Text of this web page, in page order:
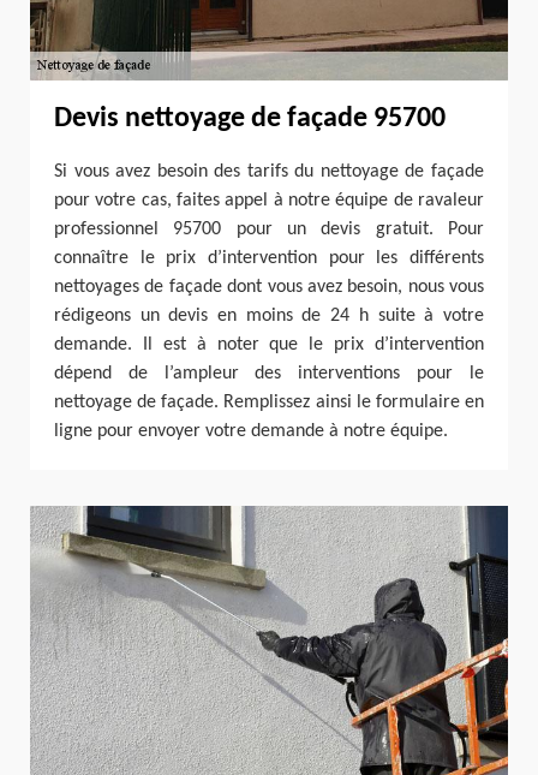
Devis nettoyage de façade 95700
Si vous avez besoin des tarifs du nettoyage de façade
pour votre cas, faites appel à notre équipe de ravaleur
professionnel 95700 pour un devis gratuit. Pour
connaître le prix d’intervention pour les différents
nettoyages de façade dont vous avez besoin, nous vous
rédigeons un devis en moins de 24 h suite à votre
demande. Il est à noter que le prix d’intervention
dépend de l’ampleur des interventions pour le
nettoyage de façade. Remplissez ainsi le formulaire en
ligne pour envoyer votre demande à notre équipe.